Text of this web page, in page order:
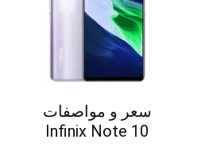
سعر و مواصفات
Infinix Note 10